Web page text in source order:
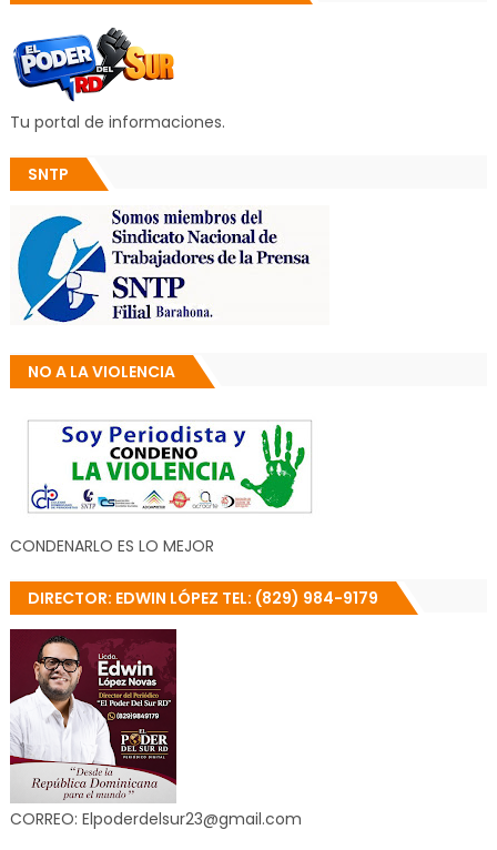
Tu portal de informaciones.
SNTP
NO A LA VIOLENCIA
CONDENARLO ES LO MEJOR
DIRECTOR: EDWIN LÓPEZ TEL: (829) 984-9179
CORREO: Elpoderdelsur23@gmail.com